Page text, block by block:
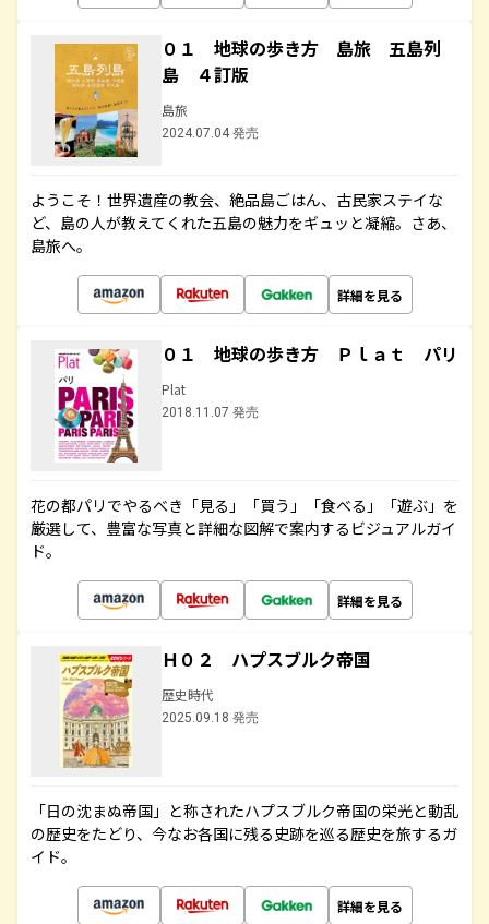
０１ 地球の歩き方 島旅 五島列
島 ４訂版
島旅
2024.07.04 発売
ようこそ！世界遺産の教会、絶品島ごはん、古民家ステイな
ど、島の人が教えてくれた五島の魅力をギュッと凝縮。さあ、
島旅へ。
詳細を見る
０１ 地球の歩き方 Ｐｌａｔ パリ
Plat
2018.11.07 発売
花の都パリでやるべき「見る」「買う」「食べる」「遊ぶ」を
厳選して、豊富な写真と詳細な図解で案内するビジュアルガイ
ド。
詳細を見る
Ｈ０２ ハプスブルク帝国
歴史時代
2025.09.18 発売
「日の沈まぬ帝国」と称されたハプスブルク帝国の栄光と動乱
の歴史をたどり、今なお各国に残る史跡を巡る歴史を旅するガ
イド。
詳細を見る